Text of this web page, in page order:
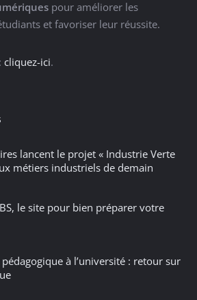
pour améliorer les
et favoriser leur réussite.
cliquez-ici.
lancent le projet « Industrie Verte
métiers industriels de demain
le site pour bien préparer votre
à l’université : retour sur